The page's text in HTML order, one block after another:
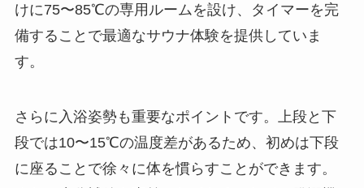
けに75〜85℃の専用ルームを設け、タイマーを完
備することで最適なサウナ体験を提供していま
す。
さらに入浴姿勢も重要なポイントです。上段と下
段では10〜15℃の温度差があるため、初めは下段
に座ることで徐々に体を慣らすことができます。